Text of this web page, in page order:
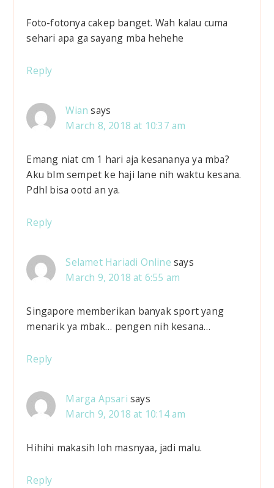
Foto-fotonya cakep banget. Wah kalau cuma
sehari apa ga sayang mba hehehe
Reply
Wian says
March 8, 2018 at 10:37 am
Emang niat cm 1 hari aja kesananya ya mba?
Aku blm sempet ke haji lane nih waktu kesana.
Pdhl bisa ootd an ya.
Reply
Selamet Hariadi Online says
March 9, 2018 at 6:55 am
Singapore memberikan banyak sport yang
menarik ya mbak… pengen nih kesana…
Reply
Marga Apsari says
March 9, 2018 at 10:14 am
Hihihi makasih loh masnyaa, jadi malu.
Reply